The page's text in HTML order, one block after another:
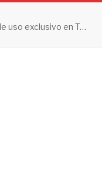
Condenan a hombre por portar arma de uso exclusivo en Tepic